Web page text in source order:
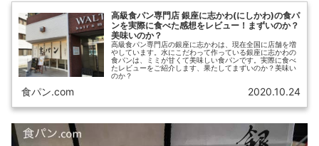
高級食パン専門店 銀座に志かわ(にしかわ)の食パ
ンを実際に食べた感想をレビュー！まずいのか？
美味いのか？
高級食パン専門店の銀座に志かわは、現在全国に店舗を増
やしています。水にこだわって作っている銀座に志かわの
食パンは、ミミが甘くて美味しい食パンです。実際に食べ
たレビューをご紹介します、果たしてまずいのか？美味い
のか？
食パン.com 2020.10.24